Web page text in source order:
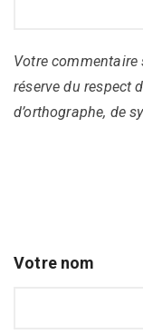
Votre
réserve du respect
d’orthographe, de
Votre nom